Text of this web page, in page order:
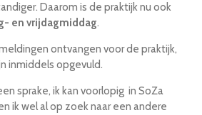
Daarom is de praktijk nu ook
en vrijdagmiddag.
ontvangen voor de praktijk,
inmiddels opgevuld.
sprake, ik kan voorlopig in SoZa
ik wel al op zoek naar een andere